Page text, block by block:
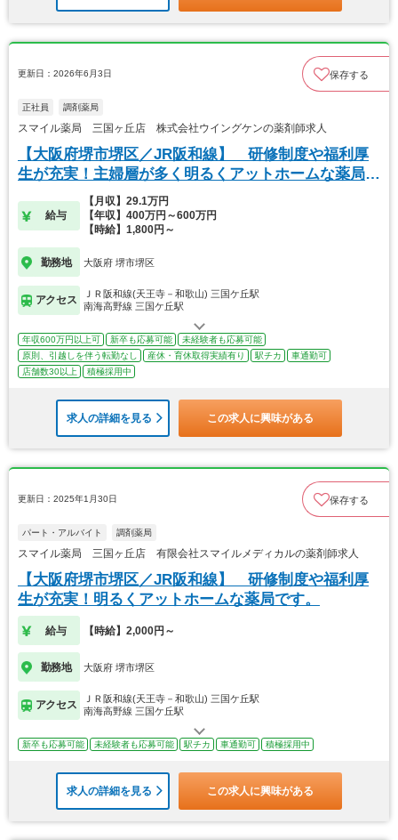
更新日：2026年6月3日 保存する
正社員 調剤薬局
スマイル薬局 三国ヶ丘店 株式会社ウイングケンの薬剤師求人
【大阪府堺市堺区／JR阪和線】 研修制度や福利厚
生が充実！主婦層が多く明るくアットホームな薬局で
給与
【月収】29.1万円
【年収】400万円～600万円
【時給】1,800円～
勤務地 大阪府 堺市堺区
アクセス
ＪＲ阪和線(天王寺－和歌山) 三国ケ丘駅
南海高野線 三国ケ丘駅
年収600万円以上可 新卒も応募可能
未経験者も応募可能
原則、引越しを伴う転勤なし
産休・育休取得実績有り 駅チカ
車通勤可
店舗数30以上
積極採用中
求人の詳細を見る この求人に興味がある
更新日：2025年1月30日 保存する
パート・アルバイト 調剤薬局
スマイル薬局 三国ヶ丘店 有限会社スマイルメディカルの薬剤師求人
【大阪府堺市堺区／JR阪和線】 研修制度や福利厚
生が充実！明るくアットホームな薬局です。
給与 【時給】2,000円～
勤務地 大阪府 堺市堺区
アクセス
ＪＲ阪和線(天王寺－和歌山) 三国ケ丘駅
南海高野線 三国ケ丘駅
新卒も応募可能 未経験者も応募可能 駅チカ 車通勤可 積極採用中
求人の詳細を見る この求人に興味がある